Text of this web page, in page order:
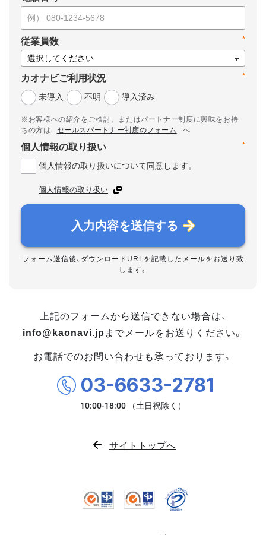
*
従業員数
*
カオナビご利用状況
未導入
不明 導入済み
※お客様への紹介をご検討、またはパートナー制度に興味をお持
ちの方は
セールスパートナー制度のフォーム
へ
*
個人情報の取り扱い
個人情報の取り扱いについて同意します。
個人情報の取り扱い
入力内容を送信する
フォーム送信後、ダウンロードURLを記載したメールをお送り致
します。
上記のフォームから送信できない場合は、
info@kaonavi.jp までメールをお送りください。
お電話でのお問い合わせも承っております。
03-6633-2781
サイトトップへ